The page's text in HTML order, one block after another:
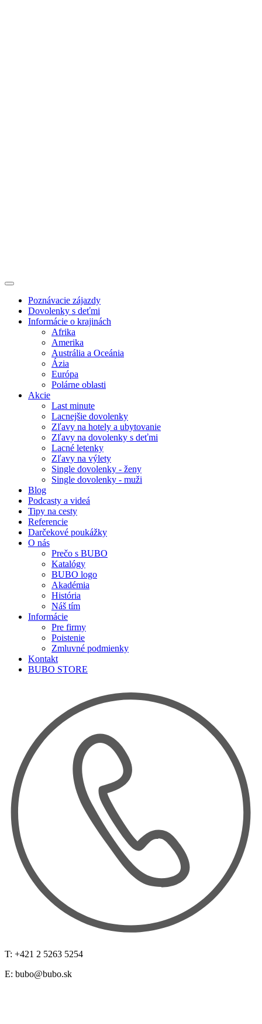
Poznávacie zájazdy
Dovolenky s deťmi
Informácie o krajinách
Afrika
Amerika
Austrália a Oceánia
Ázia
Európa
Polárne oblasti
Akcie
Last minute
Lacnejšie dovolenky
Zľavy na hotely a ubytovanie
Zľavy na dovolenky s deťmi
Lacné letenky
Zľavy na výlety
Single dovolenky - ženy
Single dovolenky - muži
Blog
Podcasty a videá
Tipy na cesty
Referencie
Darčekové poukážky
O nás
Prečo s BUBO
Katalógy
BUBO logo
Akadémia
História
Náš tím
Informácie
Pre firmy
Poistenie
Zmluvné podmienky
Kontakt
BUBO STORE
T: +421 2 5263 5254
E: bubo@bubo.sk